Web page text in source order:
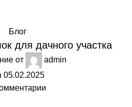
Блог
для дачного участка
от
admin
05.02.2025